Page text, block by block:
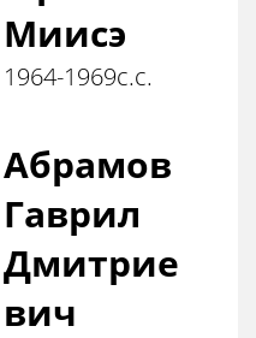
Миисэ
1964-1969с.с.
Абрамов
Гаврил
Дмитрие
вич